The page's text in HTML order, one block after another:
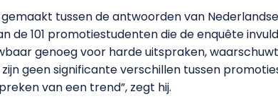
tussen de antwoorden van
de 101 promotiestudenten die de enquête
genoeg voor harde uitspraken, waarschuwt
geen significante verschillen tussen
van een trend”, zegt hij.